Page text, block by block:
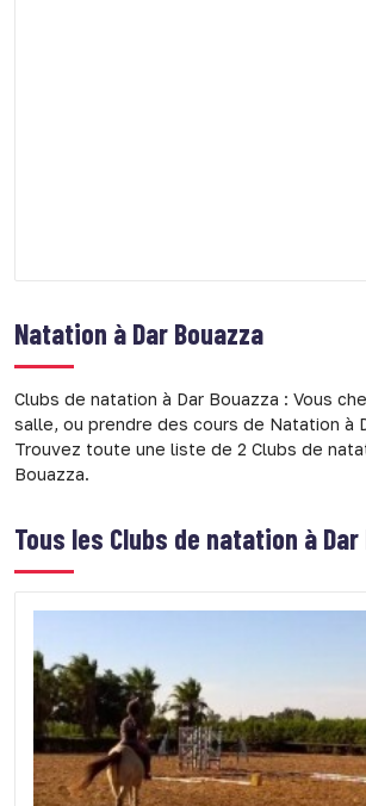
Natation à Dar Bouazza
Clubs de natation à Dar Bouazza : Vous
salle, ou prendre des cours de Natation à
Trouvez toute une liste de 2 Clubs de
Bouazza.
Tous les Clubs de natation à Dar